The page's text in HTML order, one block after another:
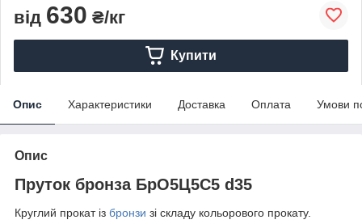
від 630 ₴/кг
Купити
Опис Характеристики Доставка Оплата Умови
Опис
Пруток бронза БрО5Ц5С5 d35
Круглий прокат із бронзи зі складу кольорового прокату.